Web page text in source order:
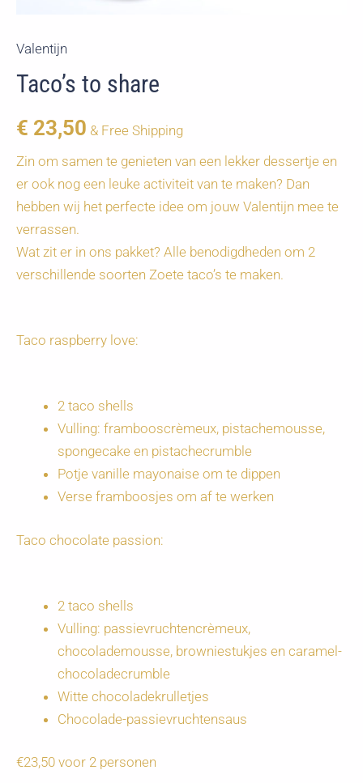
Valentijn
Taco’s to share
€ 23,50 & Free Shipping
Zin om samen te genieten van een lekker dessertje en
er ook nog een leuke activiteit van te maken? Dan
hebben wij het perfecte idee om jouw Valentijn mee te
verrassen.
Wat zit er in ons pakket? Alle benodigdheden om 2
verschillende soorten Zoete taco’s te maken.
Taco raspberry love:
2 taco shells
Vulling: frambooscrèmeux, pistachemousse,
spongecake en pistachecrumble
Potje vanille mayonaise om te dippen
Verse framboosjes om af te werken
Taco chocolate passion:
2 taco shells
Vulling: passievruchtencrèmeux,
chocolademousse, browniestukjes en caramel-
chocoladecrumble
Witte chocoladekrulletjes
Chocolade-passievruchtensaus
€23,50 voor 2 personen